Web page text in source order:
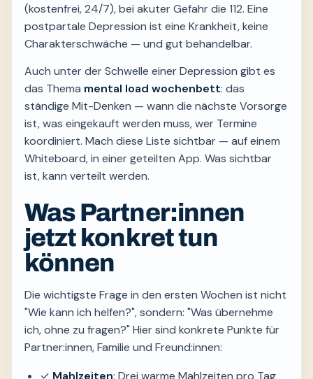
(kostenfrei, 24/7), bei akuter Gefahr die 112. Eine
postpartale Depression ist eine Krankheit, keine
Charakterschwäche — und gut behandelbar.
Auch unter der Schwelle einer Depression gibt es
das Thema mental load wochenbett: das
ständige Mit-Denken — wann die nächste Vorsorge
ist, was eingekauft werden muss, wer Termine
koordiniert. Mach diese Liste sichtbar — auf einem
Whiteboard, in einer geteilten App. Was sichtbar
ist, kann verteilt werden.
Was Partner:innen
jetzt konkret tun
können
Die wichtigste Frage in den ersten Wochen ist nicht
"Wie kann ich helfen?", sondern: "Was übernehme
ich, ohne zu fragen?" Hier sind konkrete Punkte für
Partner:innen, Familie und Freund:innen: